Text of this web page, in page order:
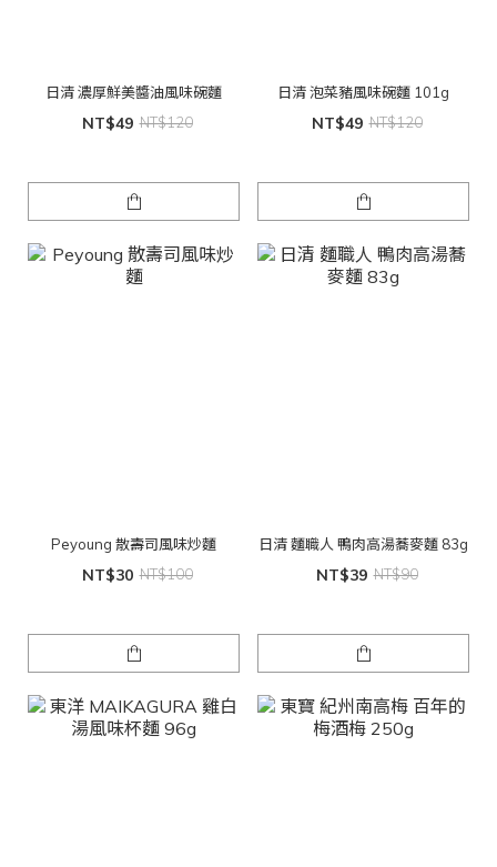
日清 濃厚鮮美醬油風味碗麵
NT$49 NT$120
日清 泡菜豬風味碗麵 101g
NT$49 NT$120
Peyoung 散壽司風味炒麵
NT$30 NT$100
日清 麵職人 鴨肉高湯蕎麥麵 83g
NT$39 NT$90